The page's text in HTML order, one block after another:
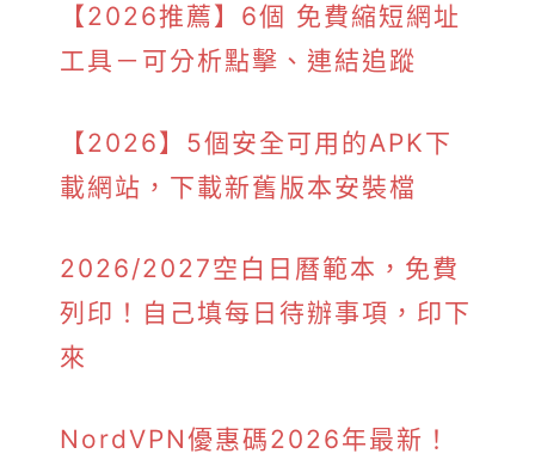
【2026推薦】6個 免費縮短網址
工具－可分析點擊、連結追蹤
【2026】5個安全可用的APK下
載網站，下載新舊版本安裝檔
2026/2027空白日曆範本，免費
列印！自己填每日待辦事項，印下
來
NordVPN優惠碼2026年最新！